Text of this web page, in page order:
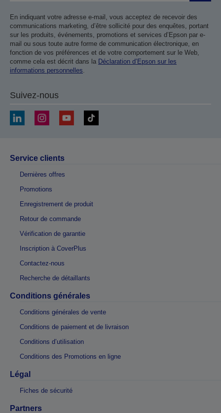
En indiquant votre adresse e-mail, vous acceptez de recevoir des
communications marketing, d’être sollicité pour des enquêtes, portant
sur les produits, événements, promotions et services d’Epson par e-
mail ou sous toute autre forme de communication électronique, en
fonction de vos préférences et de votre comportement sur le Web,
comme cela est décrit dans la Déclaration d’Epson sur les
informations personnelles.
Suivez-nous
Service clients
Dernières offres
Promotions
Enregistrement de produit
Retour de commande
Vérification de garantie
Inscription à CoverPlus
Contactez-nous
Recherche de détaillants
Conditions générales
Conditions générales de vente
Conditions de paiement et de livraison
Conditions d’utilisation
Conditions des Promotions en ligne
Légal
Fiches de sécurité
Partners